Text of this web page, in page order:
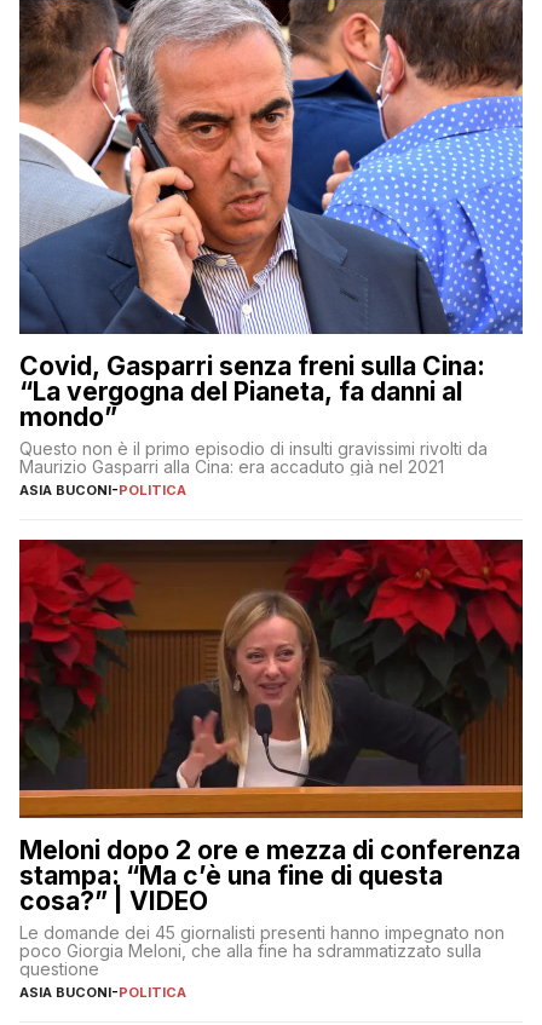
Covid, Gasparri senza freni sulla Cina:
“La vergogna del Pianeta, fa danni al
mondo”
Questo non è il primo episodio di insulti gravissimi rivolti da
Maurizio Gasparri alla Cina: era accaduto già nel 2021
ASIA BUCONI-POLITICA
Meloni dopo 2 ore e mezza di conferenza
stampa: “Ma c’è una fine di questa
cosa?” | VIDEO
Le domande dei 45 giornalisti presenti hanno impegnato non
poco Giorgia Meloni, che alla fine ha sdrammatizzato sulla
questione
ASIA BUCONI-POLITICA